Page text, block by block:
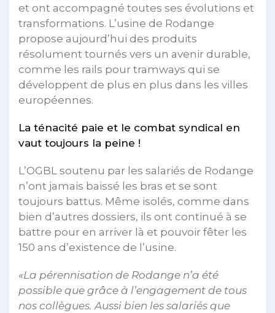
et ont accompagné toutes ses évolutions et
transformations. L’usine de Rodange
propose aujourd’hui des produits
résolument tournés vers un avenir durable,
comme les rails pour tramways qui se
développent de plus en plus dans les villes
européennes.
La ténacité paie et le combat syndical en
vaut toujours la peine !
L’OGBL soutenu par les salariés de Rodange
n’ont jamais baissé les bras et se sont
toujours battus. Même isolés, comme dans
bien d’autres dossiers, ils ont continué à se
battre pour en arriver là et pouvoir fêter les
150 ans d’existence de l’usine.
«La pérennisation de Rodange n’a été
possible que grâce à l’engagement de tous
nos collègues. Aussi bien les salariés que